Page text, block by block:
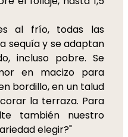
al frío, todas las
sequía y se adaptan
incluso pobre. Se
en macizo para
bordillo, en un talud
la terraza. Para
también nuestro
elegir?"